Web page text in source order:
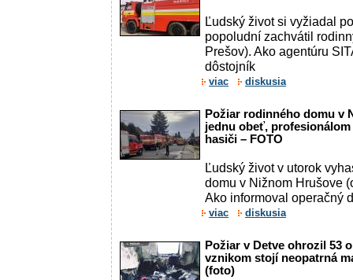
Ľudský život si vyžiadal
popoludní zachvátil
Prešov). Ako agentúru
dôstojník
viac diskusia
Požiar rodinného domu v
jednu obeť,
hasiči – FOTO
Ľudský život v utorok
domu v Nižnom Hrušove
Ako informoval operačný
viac diskusia
Požiar v Detve ohrozil 53
vznikom stojí neopatrná
(foto)